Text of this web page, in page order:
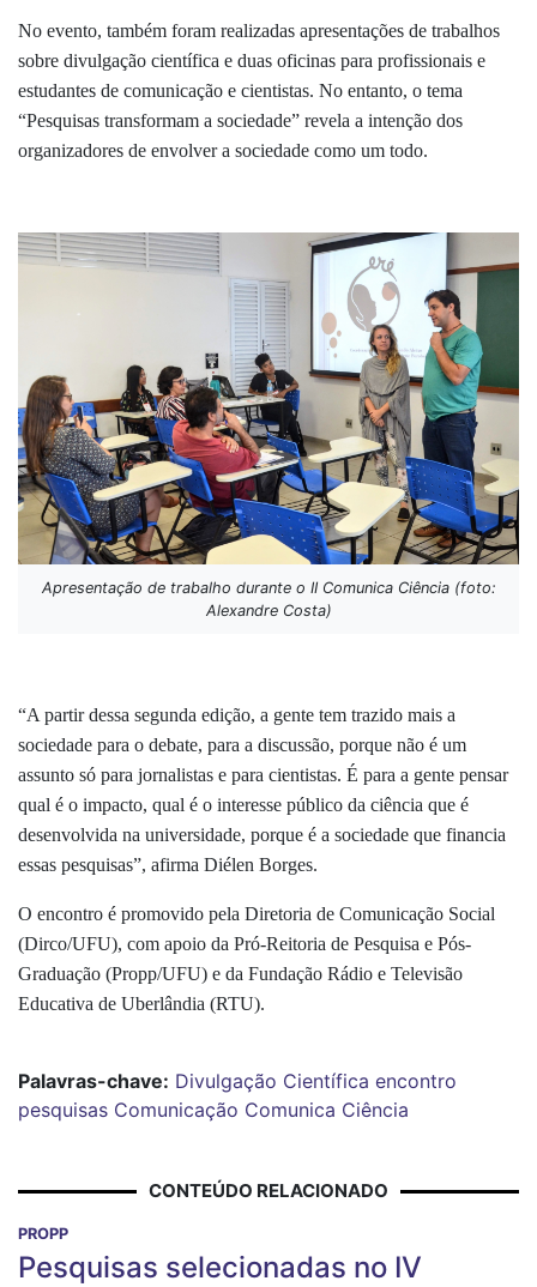
No evento, também foram realizadas apresentações de trabalhos
sobre divulgação científica e duas oficinas para profissionais e
estudantes de comunicação e cientistas. No entanto, o tema
“Pesquisas transformam a sociedade” revela a intenção dos
organizadores de envolver a sociedade como um todo.
Apresentação de trabalho durante o II Comunica Ciência (foto:
Alexandre Costa)
“A partir dessa segunda edição, a gente tem trazido mais a
sociedade para o debate, para a discussão, porque não é um
assunto só para jornalistas e para cientistas. É para a gente pensar
qual é o impacto, qual é o interesse público da ciência que é
desenvolvida na universidade, porque é a sociedade que financia
essas pesquisas”, afirma Diélen Borges.
O encontro é promovido pela Diretoria de Comunicação Social
(Dirco/UFU), com apoio da Pró-Reitoria de Pesquisa e Pós-
Graduação (Propp/UFU) e da Fundação Rádio e Televisão
Educativa de Uberlândia (RTU).
Palavras-chave: Divulgação Científica encontro
pesquisas Comunicação Comunica Ciência
CONTEÚDO RELACIONADO
PROPP
Pesquisas selecionadas no IV